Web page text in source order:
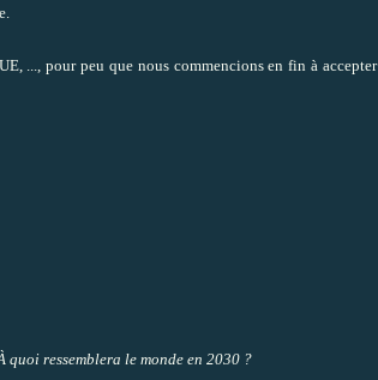
..., pour peu que nous commencions en fin à accepter
quoi ressemblera le monde en 2030 ?